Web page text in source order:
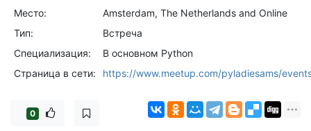
Место:
Amsterdam, The Netherlands and Online
Тип:
Встреча
Специализация:
В основном Python
Страница в сети:
https://www.meetup.com/pyladiesams/
0